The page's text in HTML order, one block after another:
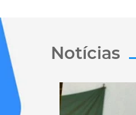
Notícias